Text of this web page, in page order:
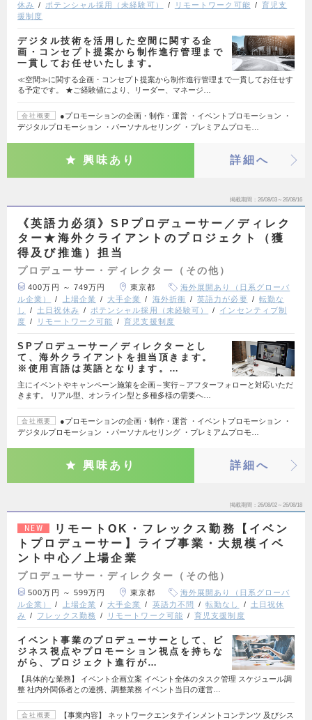
休み
ポテンシャル採用（未経験可） リモートワーク可能
育児支
援制度
デジタル技術を活用した空間に関する企
画・コンセプト提案から制作進行管理まで
一貫してお任せいたします。
≪空間≫に関する企画・コンセプト提案から制作進行管理まで一貫してお任せす
る予定です。 ★ご経験値により、リーダー、マネージ…
会社概要
●プロモーションの企画・制作・運営 ・イベントプロモーション ・
デジタルプロモーション ・パーソナルセリング ・プレミアムプロモ…
興味あり 詳細へ
掲載期間 26/08/03～26/08/16
《英語力必須》SPプロデューサー／ディレク
ター★海外クライアントのプロジェクト（獲
得及び推進）担当
プロデューサー・ディレクター（その他）
400万円 ～ 749万円 東京都
海外展開あり（日系グローバ
ル企業）
上場企業 大手企業 海外折衝 英語力が必要
転勤な
し
土日祝休み ポテンシャル採用（未経験可）
インセンティブ制
度
リモートワーク可能 育児支援制度
SPプロデューサー／ディレクターとし
て、海外クライアントを担当頂きます。
※使用言語は英語となります。…
主にイベントやキャンペーン施策を企画～実行～アフターフォローと対応いただ
きます。 リアル型、オンライン型と多種多様の需要へ…
会社概要
●プロモーションの企画・制作・運営 ・イベントプロモーション ・
デジタルプロモーション ・パーソナルセリング ・プレミアムプロモ…
興味あり 詳細へ
掲載期間 26/08/02～26/08/18
NEW
リモートOK・フレックス勤務【イベン
トプロデューサー】ライブ事業・大規模イベ
ント中心／上場企業
プロデューサー・ディレクター（その他）
500万円 ～ 599万円 東京都
海外展開あり（日系グローバ
ル企業）
上場企業 大手企業 英語力不問 転勤なし
土日祝休
み
フレックス勤務 リモートワーク可能 育児支援制度
イベント事業のプロデューサーとして、ビ
ジネス視点やプロモーション視点を持ちな
がら、プロジェクト進行が…
【具体的な業務】 イベント企画立案 イベント全体のタスク管理 スケジュール調
整 社内外関係者との連携、調整業務 イベント当日の運営…
会社概要 【事業内容】 ネットワークエンタテインメントコンテンツ 及びシス